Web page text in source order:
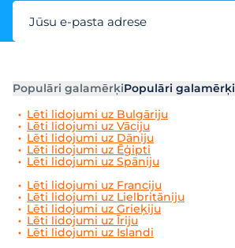
Jūsu e-pasta adrese
Populāri galamērķiPopulāri galamērķi
Lēti lidojumi uz Bulgāriju
Lēti lidojumi uz Vāciju
Lēti lidojumi uz Dāniju
Lēti lidojumi uz Ēģipti
Lēti lidojumi uz Spāniju
Lēti lidojumi uz Franciju
Lēti lidojumi uz Lielbritāniju
Lēti lidojumi uz Grieķiju
Lēti lidojumi uz Īriju
Lēti lidojumi uz Islandi